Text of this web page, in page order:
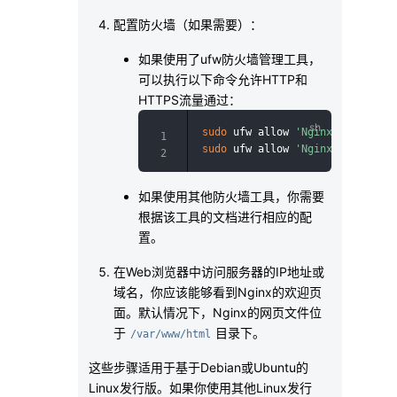
配置防火墙（如果需要）：
如果使用了ufw防火墙管理工具，
可以执行以下命令允许HTTP和
HTTPS流量通过：
sudo ufw allow
'Nginx HTTP'
sudo ufw allow 'Nginx HTTPS'
如果使用其他防火墙工具，你需要
根据该工具的文档进行相应的配
置。
在Web浏览器中访问服务器的IP地址或
域名，你应该能够看到Nginx的欢迎页
面。默认情况下，Nginx的网页文件位
于 /var/www/html 目录下。
这些步骤适用于基于Debian或Ubuntu的
Linux发行版。如果你使用其他Linux发行